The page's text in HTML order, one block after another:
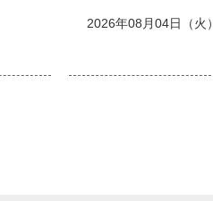
2026年08月04日（火）